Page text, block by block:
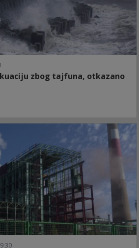
zbog tajfuna, otkazano